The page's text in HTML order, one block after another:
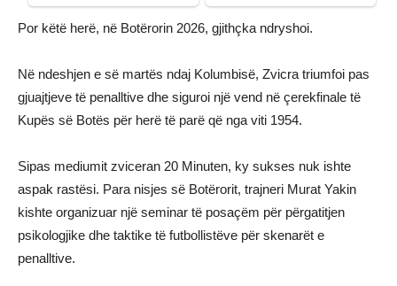
Por këtë herë, në Botërorin 2026, gjithçka ndryshoi.
Në ndeshjen e së martës ndaj Kolumbisë, Zvicra triumfoi pas
gjuajtjeve të penalltive dhe siguroi një vend në çerekfinale të
Kupës së Botës për herë të parë që nga viti 1954.
Sipas mediumit zviceran 20 Minuten, ky sukses nuk ishte
aspak rastësi. Para nisjes së Botërorit, trajneri Murat Yakin
kishte organizuar një seminar të posaçëm për përgatitjen
psikologjike dhe taktike të futbollistëve për skenarët e
penalltive.